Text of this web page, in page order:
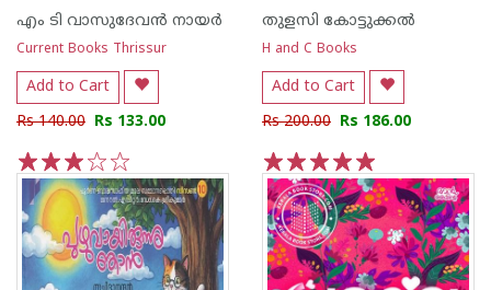
എം ടി വാസുദേവന്‍ നായര്‍
Current Books Thrissur
Add to Cart
Rs 140.00 Rs 133.00
5
4
3
2
1
തുളസി കോട്ടുക്കല്‍
H and C Books
Add to Cart
Rs 200.00 Rs 186.00
5
4
3
2
1